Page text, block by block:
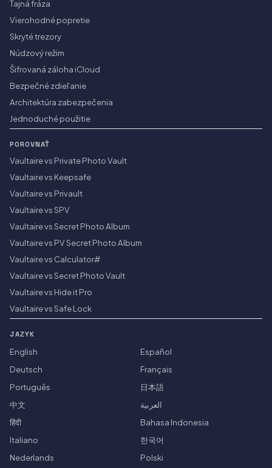
Tajná fráza
Vierohodné popretie
Skryté trezory
Núdzový režim
Šifrovaná záloha iCloud
Bezpečné zdieľanie
Architektúra zabezpečenia
Jednoduché použitie
POROVNAŤ
Vaultaire vs Private Photo Vault
Vaultaire vs Keepsafe
Vaultaire vs Privault
Vaultaire vs SPV
Vaultaire vs Secret Photo Album
Vaultaire vs PV Secret Photo Album
Vaultaire vs Calculator#
Vaultaire vs Secret Photo Vault
Vaultaire vs Hide it Pro
Vaultaire vs Safe Lock
JAZYK
English
Español
Deutsch
Français
Português
日本語
中文
العربية
हिंदी
Bahasa Indonesia
Italiano
한국어
Nederlands
Polski